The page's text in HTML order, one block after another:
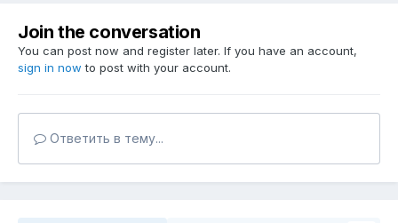
Join the conversation
You can post now and register later. If you have an account,
sign in now to post with your account.
Ответить в тему...